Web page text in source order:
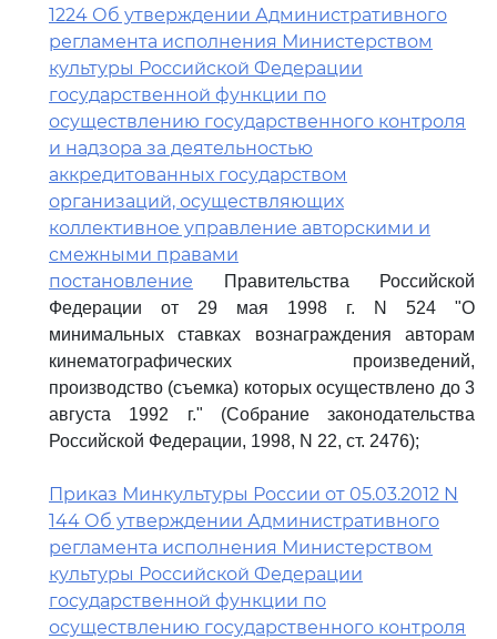
1224 Об утверждении Административного
регламента исполнения Министерством
культуры Российской Федерации
государственной функции по
осуществлению государственного контроля
и надзора за деятельностью
аккредитованных государством
организаций, осуществляющих
коллективное управление авторскими и
смежными правами
постановление Правительства Российской
Федерации от 29 мая 1998 г. N 524 "О
минимальных ставках вознаграждения авторам
кинематографических произведений,
производство (съемка) которых осуществлено до 3
августа 1992 г." (Собрание законодательства
Российской Федерации, 1998, N 22, ст. 2476);
Приказ Минкультуры России от 05.03.2012 N
144 Об утверждении Административного
регламента исполнения Министерством
культуры Российской Федерации
государственной функции по
осуществлению государственного контроля